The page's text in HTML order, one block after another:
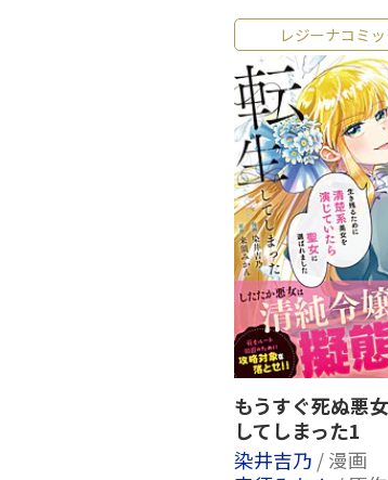
レジーナコミ
もうすぐ死ぬ悪
してしまった1
染井吉乃 / 漫画